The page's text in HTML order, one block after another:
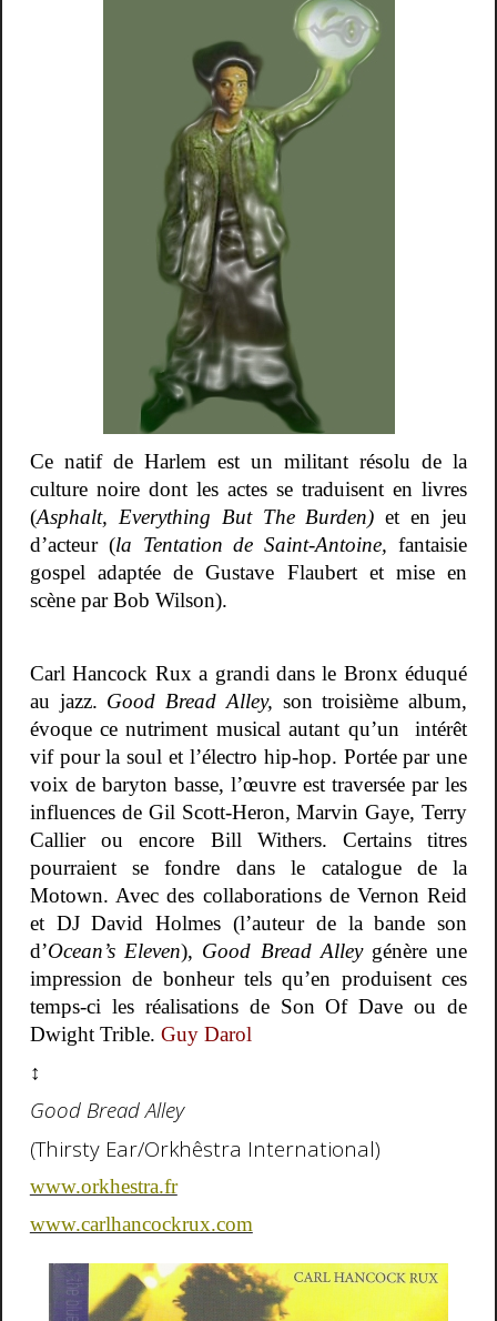
Ce natif de Harlem est un militant résolu de la
culture noire dont les actes se traduisent en livres
(Asphalt, Everything But The Burden) et en jeu
d’acteur (la Tentation de Saint-Antoine, fantaisie
gospel adaptée de Gustave Flaubert et mise en
scène par Bob Wilson).
Carl Hancock Rux a grandi dans le Bronx éduqué
au jazz. Good Bread Alley, son troisième album,
évoque ce nutriment musical autant qu’un intérêt
vif pour la soul et l’électro hip-hop. Portée par une
voix de baryton basse, l’œuvre est traversée par les
influences de Gil Scott-Heron, Marvin Gaye, Terry
Callier ou encore Bill Withers. Certains titres
pourraient se fondre dans le catalogue de la
Motown. Avec des collaborations de Vernon Reid
et DJ David Holmes (l’auteur de la bande son
d’Ocean’s Eleven), Good Bread Alley génère une
impression de bonheur tels qu’en produisent ces
temps-ci les réalisations de Son Of Dave ou de
Dwight Trible. Guy Darol
↕
Good Bread Alley
(Thirsty Ear/Orkhêstra International)
www.orkhestra.fr
www.carlhancockrux.com